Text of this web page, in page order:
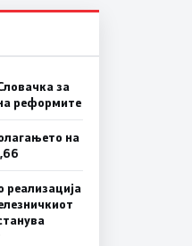
за
реформите
на
реализација